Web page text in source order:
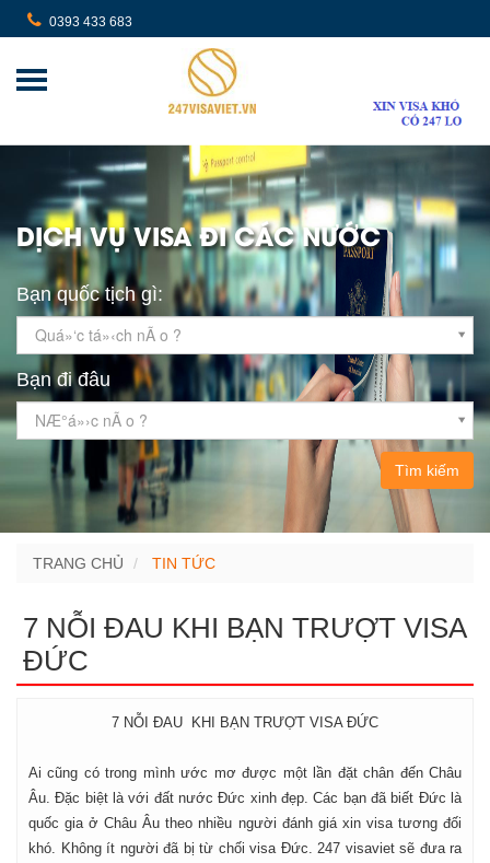
0393 433 683
DỊCH VỤ VISA ĐI CÁC NƯỚC
Bạn quốc tịch gì:
Quá»‘c tá»‹ch nÃ o ?
Bạn đi đâu
NÆ°á»›c nÃ o ?
Tìm kiếm
TRANG CHỦ TIN TỨC
7 NỖI ĐAU KHI BẠN TRƯỢT VISA
ĐỨC
7 NỖI ĐAU KHI BẠN TRƯỢT VISA ĐỨC
Ai cũng có trong mình ước mơ được một lần đặt chân đến Châu
Âu. Đặc biệt là với đất nước Đức xinh đẹp. Các bạn đã biết Đức là
quốc gia ở Châu Âu theo nhiều người đánh giá xin visa tương đối
khó. Không ít người đã bị từ chối visa Đức. 247 visaviet sẽ đưa ra